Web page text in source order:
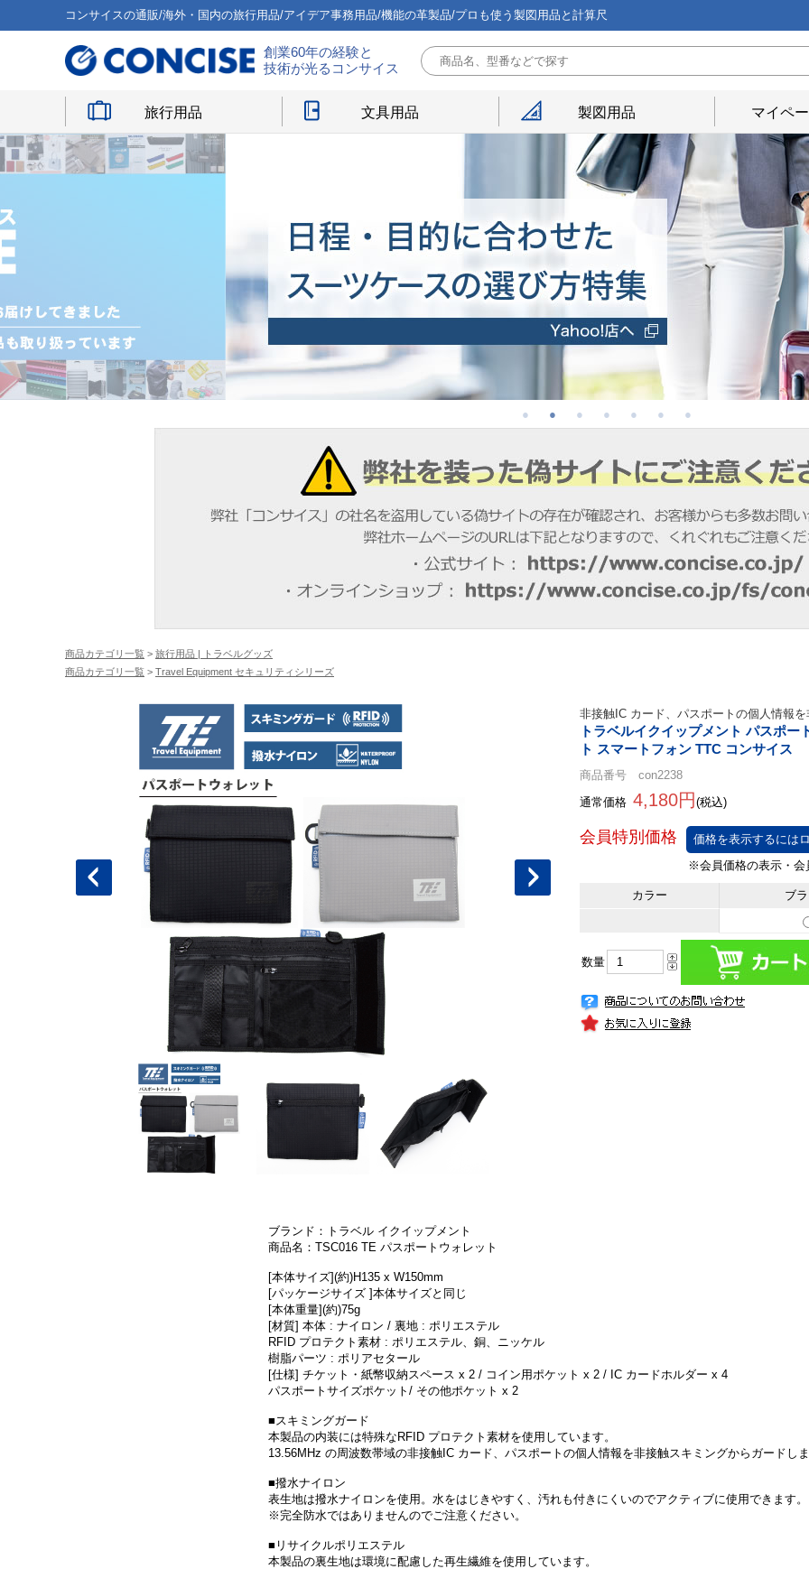
コンサイスの通販/海外・国内の旅行用品/アイデア事務用品/機能の革製品/プロも使う製図用品と計算尺
創業60年の経験と
技術が光るコンサイス
旅行用品 文具用品 製図用品 マイペ
商品カテゴリ一覧 > 旅行用品 | トラベルグッズ
商品カテゴリ一覧 > Travel Equipment セキュリティシリーズ
非接触IC カード、パスポートの個人情報
トラベルイクイップメント パスポ
ト スマートフォン TTC コンサイス
商品番号 con2238
通常価格 4,180円 (税込)
価格を表示するには
カラー ブ
数量
ブランド：トラベル イクイップメント
商品名：TSC016 TE パスポートウォレット
[本体サイズ](約)H135 x W150mm
[パッケージサイズ ]本体サイズと同じ
[本体重量](約)75g
[材質] 本体 : ナイロン / 裏地 : ポリエステル
RFID プロテクト素材 : ポリエステル、銅、ニッケル
樹脂パーツ : ポリアセタール
[仕様] チケット・紙幣収納スペース x 2 / コイン用ポケット x 2 / IC カードホルダー x 4
パスポートサイズポケット/ その他ポケット x 2
■スキミングガード
本製品の内装には特殊なRFID プロテクト素材を使用しています。
13.56MHz の周波数帯域の非接触IC カード、パスポートの個人情報を非接触スキミングからガードし
■撥水ナイロン
表生地は撥水ナイロンを使用。水をはじきやすく、汚れも付きにくいのでアクティブに使用できます。
※完全防水ではありませんのでご注意ください。
■リサイクルポリエステル
本製品の裏生地は環境に配慮した再生繊維を使用しています。